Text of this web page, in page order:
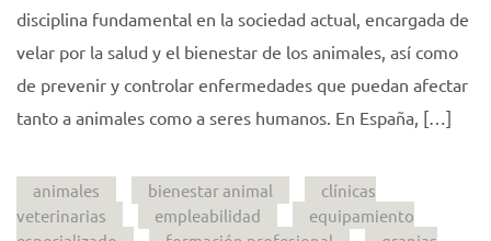
disciplina fundamental en la sociedad actual, encargada de
velar por la salud y el bienestar de los animales, así como
de prevenir y controlar enfermedades que puedan afectar
tanto a animales como a seres humanos. En España, […]
animales bienestar animal
clínicas
veterinarias
empleabilidad
equipamiento